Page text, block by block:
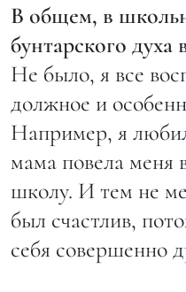
В общем, в
бунтарского духа
Не было, я все
должное и
Например, я
мама повела меня
школу. И тем не
был счастлив,
себя совершенно